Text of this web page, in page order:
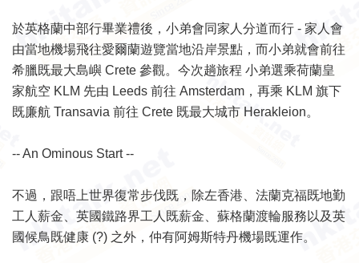
於英格蘭中部行畢業禮後，小弟會同家人分道而行 - 家人會
由當地機場飛往愛爾蘭遊覽當地沿岸景點，而小弟就會前往
希臘既最大島嶼 Crete 參觀。今次趟旅程 小弟選乘荷蘭皇
家航空 KLM 先由 Leeds 前往 Amsterdam，再乘 KLM 旗下
既廉航 Transavia 前往 Crete 既最大城市 Herakleion。
-- An Ominous Start --
不過，跟唔上世界復常步伐既，除左香港、法蘭克福既地勤
工人薪金、英國鐵路界工人既薪金、蘇格蘭渡輪服務以及英
國候鳥既健康 (?) 之外，仲有阿姆斯特丹機場既運作。